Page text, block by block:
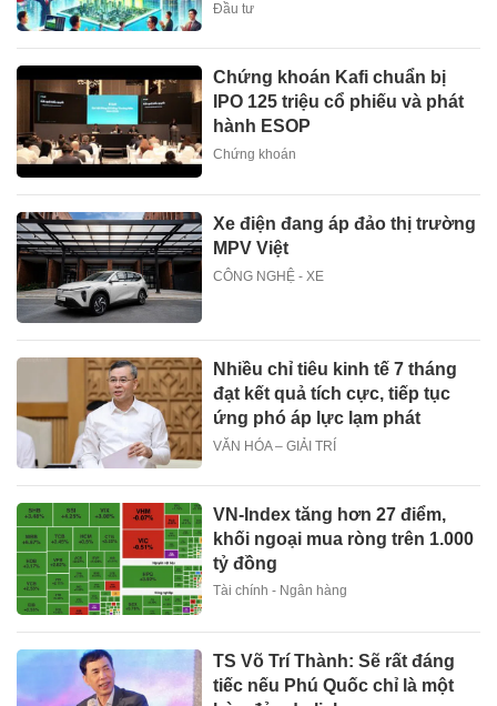
Đầu tư
Chứng khoán Kafi chuẩn bị
IPO 125 triệu cổ phiếu và phát
hành ESOP
Chứng khoán
Xe điện đang áp đảo thị trường
MPV Việt
CÔNG NGHỆ - XE
Nhiều chỉ tiêu kinh tế 7 tháng
đạt kết quả tích cực, tiếp tục
ứng phó áp lực lạm phát
VĂN HÓA – GIẢI TRÍ
VN-Index tăng hơn 27 điểm,
khối ngoại mua ròng trên 1.000
tỷ đồng
Tài chính - Ngân hàng
TS Võ Trí Thành: Sẽ rất đáng
tiếc nếu Phú Quốc chỉ là một